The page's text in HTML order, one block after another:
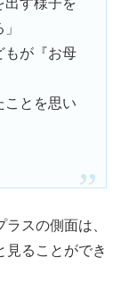
出す様子を
もが『お母
ことを思い
スの側面は、
見ることができ